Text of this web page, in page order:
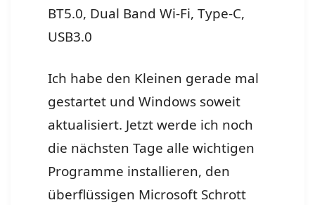
BT5.0, Dual Band Wi-Fi, Type-C,
USB3.0
Ich habe den Kleinen gerade mal
gestartet und Windows soweit
aktualisiert. Jetzt werde ich noch
die nächsten Tage alle wichtigen
Programme installieren, den
überflüssigen Microsoft Schrott